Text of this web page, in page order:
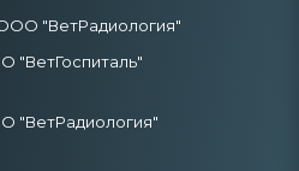
"ВетРадиология"
"ВетГоспиталь"
"ВетРадиология"